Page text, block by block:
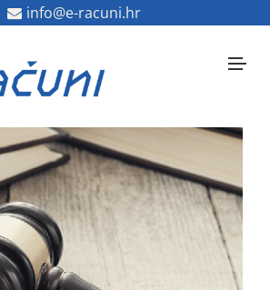
info@e-racuni.hr
info@e-racuni.hr